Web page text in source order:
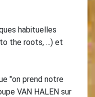
habituelles
the roots, ...) et
"on prend notre
VAN HALEN sur